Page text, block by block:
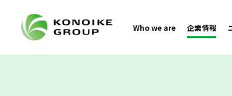
Who we are 企業情報